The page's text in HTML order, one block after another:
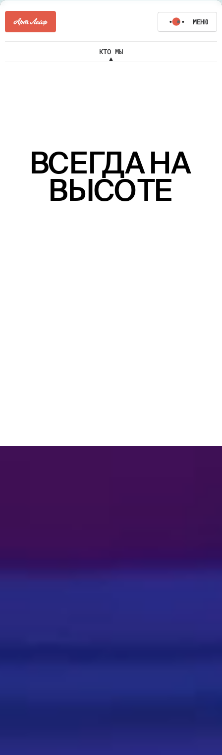
МЕНЮ
КТО МЫ